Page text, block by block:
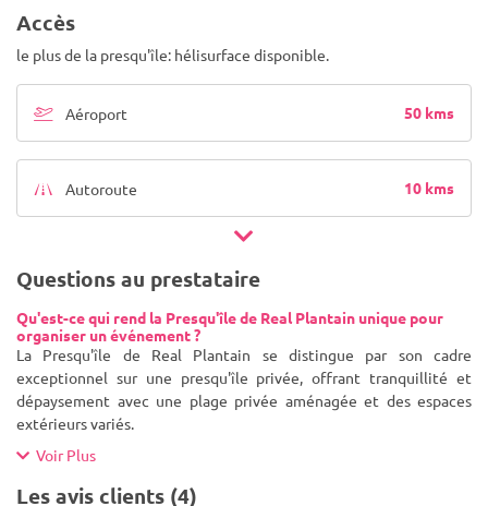
Accès
le plus de la presqu'île: hélisurface disponible.
Aéroport 50 kms
Autoroute 10 kms
Questions au prestataire
Qu'est-ce qui rend la Presqu'île de Real Plantain unique pour
organiser un événement ?
La Presqu'île de Real Plantain se distingue par son cadre
exceptionnel sur une presqu'île privée, offrant tranquillité et
dépaysement avec une plage privée aménagée et des espaces
extérieurs variés.
Voir Plus
Les avis clients (4)